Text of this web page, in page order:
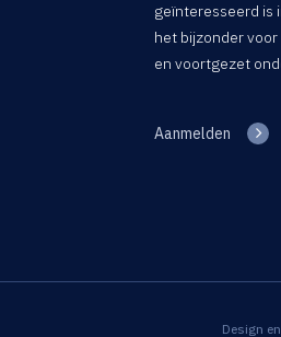
geïnteresseerd is
het bijzonder
en voortgezet
Aanmelden
Design